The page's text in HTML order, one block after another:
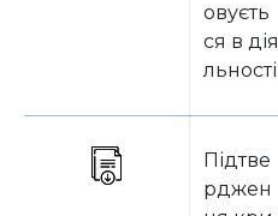
овуєть
ся в дія
льності
Підтве
рджен